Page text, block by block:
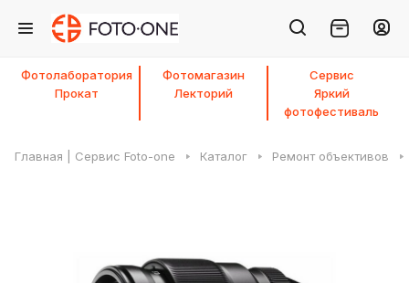
Фотолаборатория Фотомагазин
Сервис
Прокат
Лекторий
Яркий
фотофестиваль
Главная | Сервис Foto-one Каталог Ремонт объективов